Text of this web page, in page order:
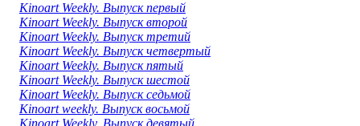
Kinoart Weekly. Выпуск первый
Kinoart Weekly. Выпуск второй
Kinoart Weekly. Выпуск третий
Kinoart Weekly. Выпуск четвертый
Kinoart Weekly. Выпуск пятый
Kinoart Weekly. Выпуск шестой
Kinoart Weekly. Выпуск седьмой
Kinoart weekly. Выпуск восьмой